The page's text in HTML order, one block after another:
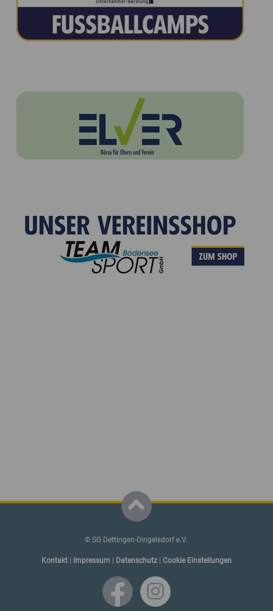
© SG Dettingen-Dingelsdorf e.V.
Kontakt| Impressum | Datenschutz| Cookie Einstellungen